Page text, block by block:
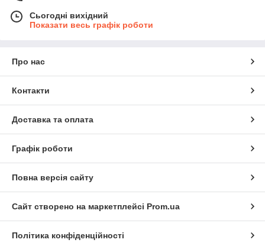
Сьогодні вихідний
Показати весь графік роботи
Про нас
Контакти
Доставка та оплата
Графік роботи
Повна версія сайту
Сайт створено на маркетплейсі Prom.ua
Політика конфіденційності